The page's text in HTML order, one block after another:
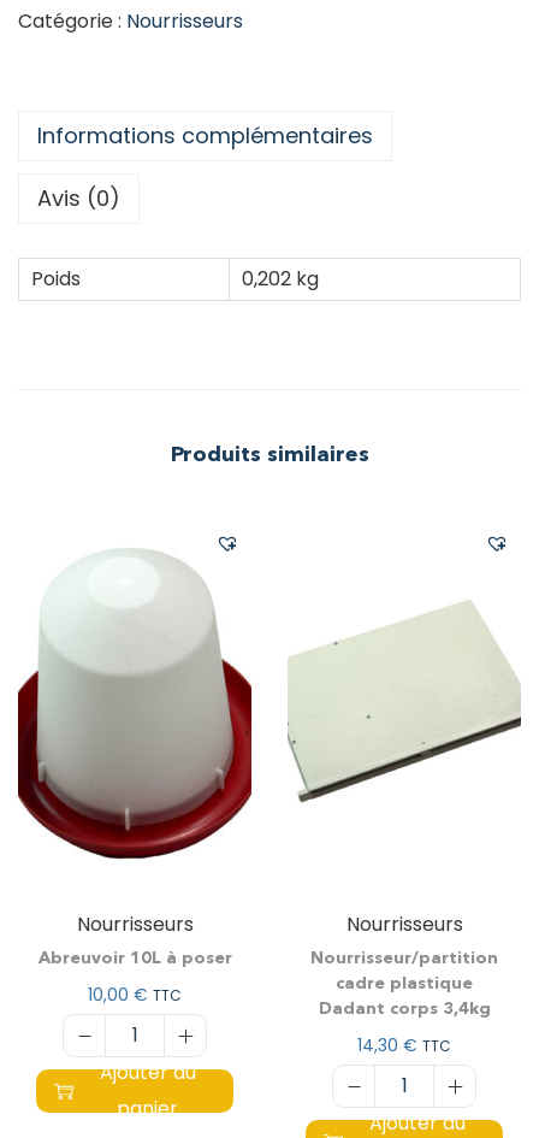
Catégorie : Nourrisseurs
Informations complémentaires
Avis (0)
Poids 0,202 kg
Produits similaires
Nourrisseurs
Abreuvoir 10L à poser
10,00 € TTC
Ajouter au
panier
Nourrisseurs
Nourrisseur/partition
cadre plastique
Dadant corps 3,4kg
14,30 € TTC
Ajouter au